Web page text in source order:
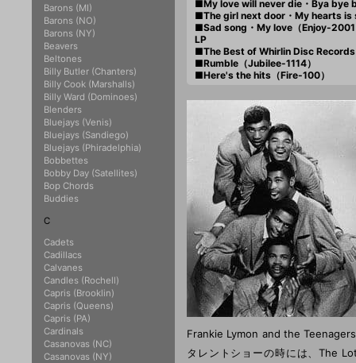
■My love will never die・Bya bye
■The girl next door・My hearts is
■Sad song・My love（Enjoy-
LP
■The Best of Whirlin Disc
■Rumble（Jubilee-1114）
■Here's the hits（Fire-100）
Frankie Lymon and the
タレントショーの時には、The
Barons (MI)
Barons (NO)
Barons (NY)
Beavers
Beltones
Billy Butler (Chanters)
Billy Cook (Marshalls)
Billy Ward (Dominoes)
Blenders
Bluejays (Venis)
Bluejays (Sandiego)
Bluejays (Phiradelphia)
Bobbettes
Bobby Day (Satellites)
Bop Chords
Buddies
C
Cadets
Cadillacs
Calvanes
Candles (Rochell)
Capris (Brooklin)
Capris (Queens)
Capris (PA)
Cardinals
Casanovas (NC)
Casanovas (NY)